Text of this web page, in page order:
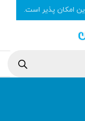
امکان پذیر است.